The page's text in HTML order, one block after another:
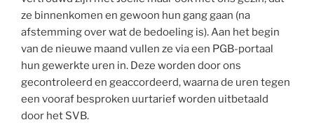
ze binnenkomen en gewoon hun gang gaan (na
afstemming over wat de bedoeling is). Aan het begin
van de nieuwe maand vullen ze via een PGB-portaal
hun gewerkte uren in. Deze worden door ons
gecontroleerd en geaccordeerd, waarna de uren tegen
een vooraf besproken uurtarief worden uitbetaald
door het SVB.